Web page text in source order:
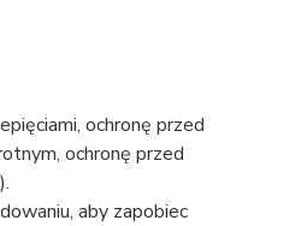
ochronę przed
ochronę przed
aby zapobiec